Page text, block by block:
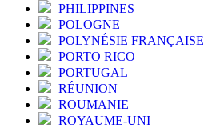
PHILIPPINES
POLOGNE
POLYNÉSIE FRANÇAISE
PORTO RICO
PORTUGAL
RÉUNION
ROUMANIE
ROYAUME-UNI